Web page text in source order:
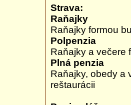
Strava:
Raňajky
Raňajky formou
Polpenzia
Raňajky a večere
Plná penzia
Raňajky, obedy a
reštaurácii